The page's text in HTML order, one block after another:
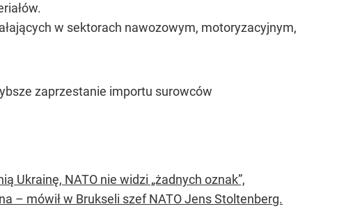
w sektorach nawozowym, motoryzacyjnym,
zaprzestanie importu surowców
Ukrainę, NATO nie widzi „żadnych oznak”,
– mówił w Brukseli szef NATO Jens Stoltenberg.